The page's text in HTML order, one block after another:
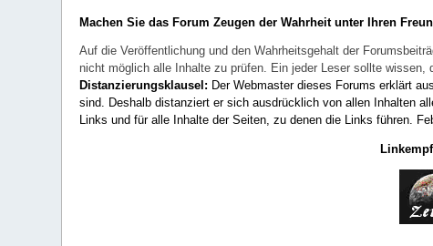
Machen Sie das Forum Zeugen der Wahrheit unter Ihren
Auf die Veröffentlichung und den Wahrheitsgehalt der
nicht möglich alle Inhalte zu prüfen. Ein jeder Leser sollte
Distanzierungsklausel: Der Webmaster dieses Forums erklärt
sind. Deshalb distanziert er sich ausdrücklich von allen Inhalten
Links und für alle Inhalte der Seiten, zu denen die Links führen.